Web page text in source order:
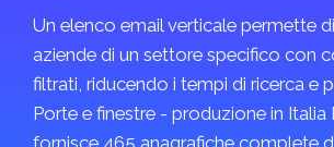
Un elenco email verticale permette
aziende di un settore specifico con
filtrati, riducendo i tempi di ricerca e
Porte e finestre - produzione in Italia
fornisce 465 anagrafiche complete